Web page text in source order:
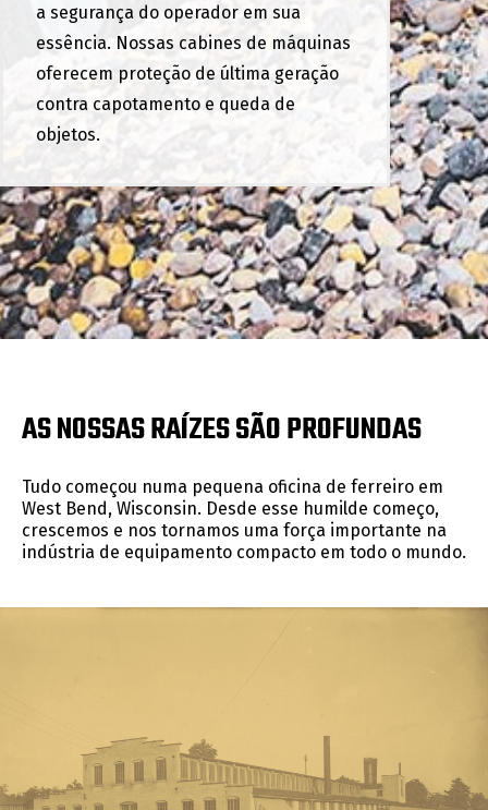
a segurança do operador em sua
essência. Nossas cabines de máquinas
oferecem proteção de última geração
contra capotamento e queda de
objetos.
AS NOSSAS RAÍZES SÃO PROFUNDAS
Tudo começou numa pequena oficina de ferreiro em
West Bend, Wisconsin. Desde esse humilde começo,
crescemos e nos tornamos uma força importante na
indústria de equipamento compacto em todo o mundo.